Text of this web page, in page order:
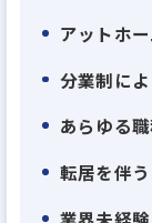
アットホ
分業制に
あらゆる
転居を伴